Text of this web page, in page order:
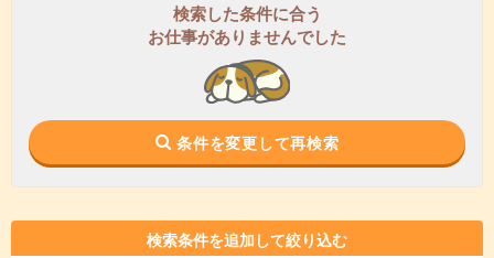
検索した条件に合う
お仕事がありませんでした
条件を変更して再検索
検索条件を追加して絞り込む